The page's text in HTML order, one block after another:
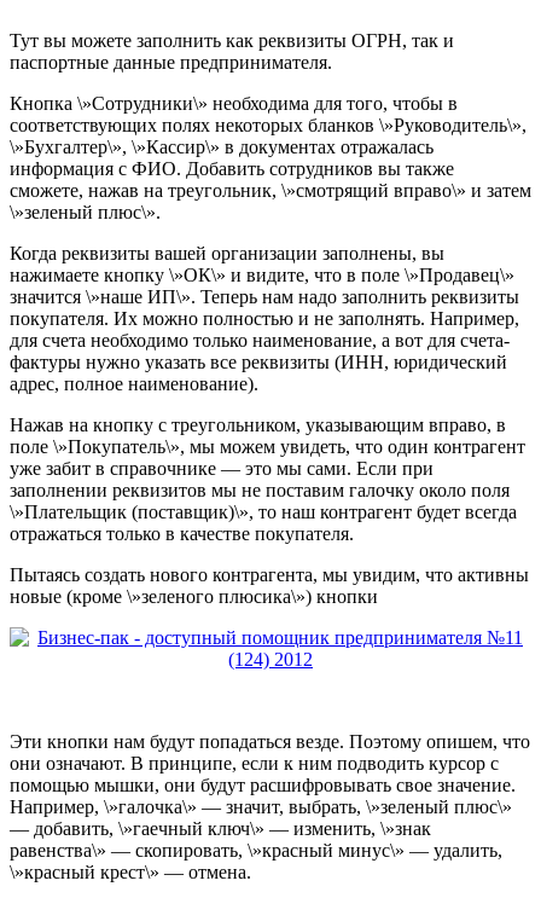
Тут вы можете заполнить как реквизиты ОГРН, так и
паспортные данные предпринимателя.
Кнопка \»Сотрудники\» необходима для того, чтобы в
соответствующих полях некоторых бланков \»Руководитель\»,
\»Бухгалтер\», \»Кассир\» в документах отражалась
информация с ФИО. Добавить сотрудников вы также
сможете, нажав на треугольник, \»смотрящий вправо\» и затем
\»зеленый плюс\».
Когда реквизиты вашей организации заполнены, вы
нажимаете кнопку \»ОК\» и видите, что в поле \»Продавец\»
значится \»наше ИП\». Теперь нам надо заполнить реквизиты
покупателя. Их можно полностью и не заполнять. Например,
для счета необходимо только наименование, а вот для счета-
фактуры нужно указать все реквизиты (ИНН, юридический
адрес, полное наименование).
Нажав на кнопку с треугольником, указывающим вправо, в
поле \»Покупатель\», мы можем увидеть, что один контрагент
уже забит в справочнике — это мы сами. Если при
заполнении реквизитов мы не поставим галочку около поля
\»Плательщик (поставщик)\», то наш контрагент будет всегда
отражаться только в качестве покупателя.
Пытаясь создать нового контрагента, мы увидим, что активны
новые (кроме \»зеленого плюсика\») кнопки
Эти кнопки нам будут попадаться везде. Поэтому опишем, что
они означают. В принципе, если к ним подводить курсор с
помощью мышки, они будут расшифровывать свое значение.
Например, \»галочка\» — значит, выбрать, \»зеленый плюс\»
— добавить, \»гаечный ключ\» — изменить, \»знак
равенства\» — скопировать, \»красный минус\» — удалить,
\»красный крест\» — отмена.